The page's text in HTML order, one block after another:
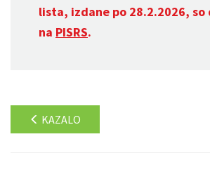
lista, izdane po 28.2.2026, so
na PISRS.
KAZALO